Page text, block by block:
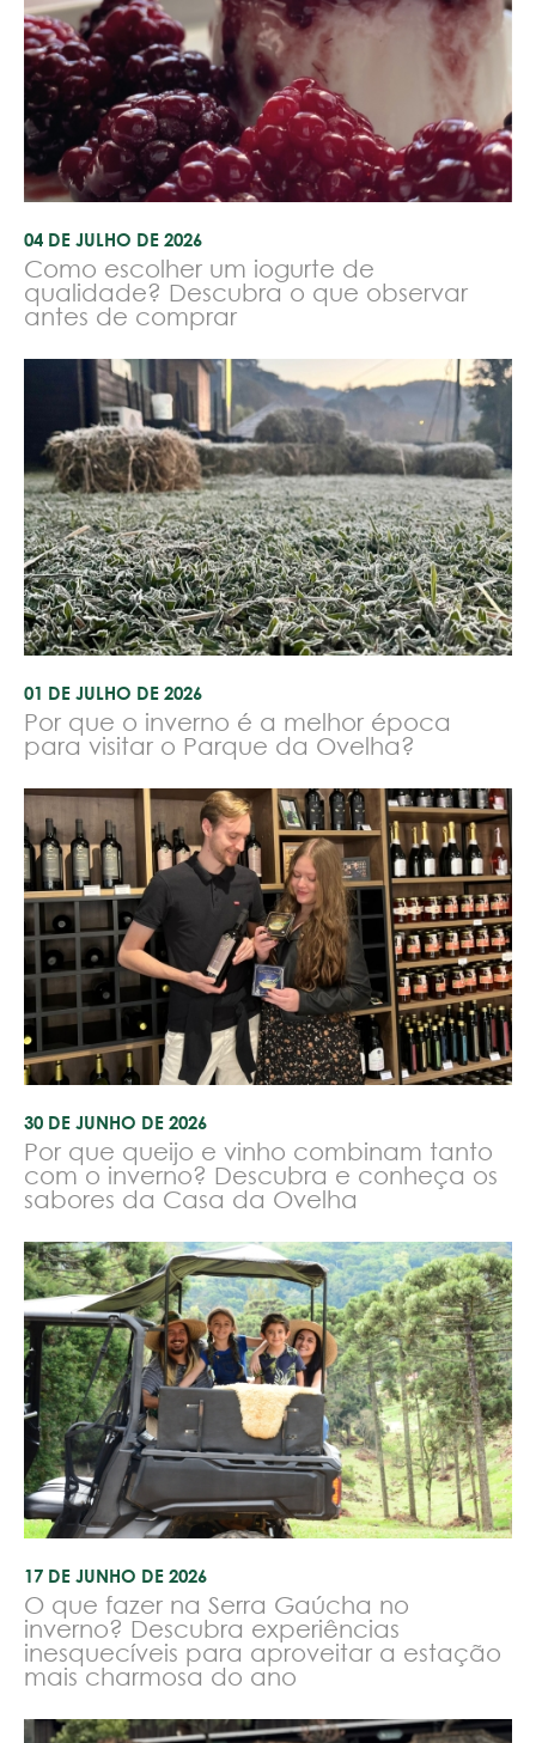
04 DE JULHO DE 2026
Como escolher um iogurte de
qualidade? Descubra o que observar
antes de comprar
01 DE JULHO DE 2026
Por que o inverno é a melhor época
para visitar o Parque da Ovelha?
30 DE JUNHO DE 2026
Por que queijo e vinho combinam tanto
com o inverno? Descubra e conheça os
sabores da Casa da Ovelha
17 DE JUNHO DE 2026
O que fazer na Serra Gaúcha no
inverno? Descubra experiências
inesquecíveis para aproveitar a estação
mais charmosa do ano